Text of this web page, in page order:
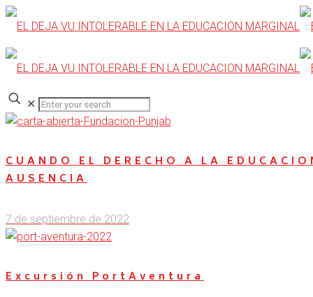
✕
CUANDO EL DERECHO A LA
AUSENCIA
7 de septiembre de 2022
Excursión PortAventura